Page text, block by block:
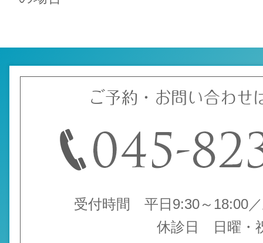
ご予約・お問い合わせ
受付時間 平日9:30～18:00
休診日 日曜・